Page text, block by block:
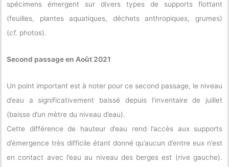
spécimens émergent sur divers types de supports flottant
(feuilles, plantes aquatiques, déchets anthropiques, grumes)
(cf. photos).
Second passage en Août 2021
Un point important est à noter pour ce second passage, le niveau
d’eau a significativement baissé depuis l’inventaire de juillet
(baisse d’un mètre du niveau d’eau).
Cette différence de hauteur d’eau rend l’accès aux supports
d’émergence très difficile étant donné qu’aucun d’entre eux n’est
en contact avec l’eau au niveau des berges est (rive gauche).